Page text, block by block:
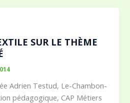
SUR LE THÈME
Adrien Testud, Le-Chambon-
pédagogique, CAP Métiers